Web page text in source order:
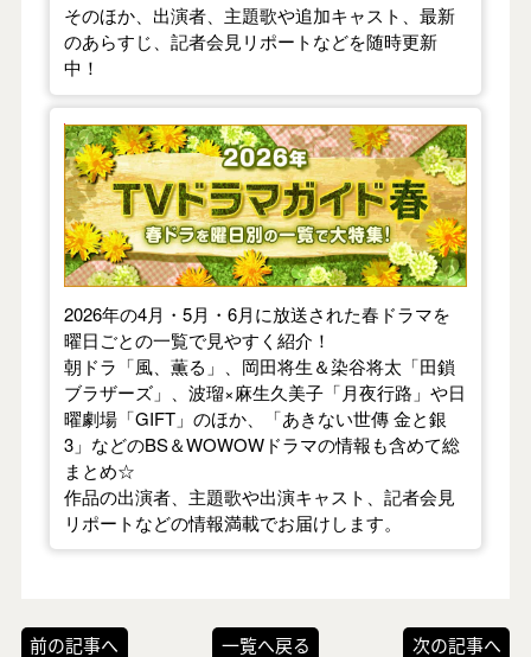
そのほか、出演者、主題歌や追加キャスト、最新
のあらすじ、記者会見リポートなどを随時更新
中！
【2026年春】TVドラマガイド
2026年の4月・5月・6月に放送された春ドラマを
曜日ごとの一覧で見やすく紹介！
朝ドラ「風、薫る」、岡田将生＆染谷将太「田鎖
ブラザーズ」、波瑠×麻生久美子「月夜行路」や日
曜劇場「GIFT」のほか、「あきない世傳 金と銀
3」などのBS＆WOWOWドラマの情報も含めて総
まとめ☆
作品の出演者、主題歌や出演キャスト、記者会見
リポートなどの情報満載でお届けします。
前の記事へ 一覧へ戻る 次の記事へ